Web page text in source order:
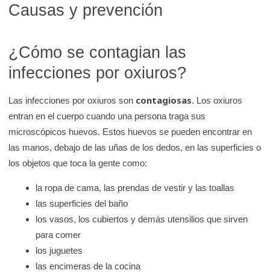
Causas y prevención
¿Cómo se contagian las
infecciones por oxiuros?
Las infecciones por oxiuros son contagiosas. Los oxiuros
entran en el cuerpo cuando una persona traga sus
microscópicos huevos. Estos huevos se pueden encontrar en
las manos, debajo de las uñas de los dedos, en las superficies o
los objetos que toca la gente como:
la ropa de cama, las prendas de vestir y las toallas
las superficies del baño
los vasos, los cubiertos y demás utensilios que sirven
para comer
los juguetes
las encimeras de la cocina